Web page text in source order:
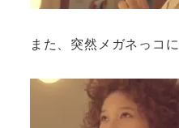
また、突然メガネっコに